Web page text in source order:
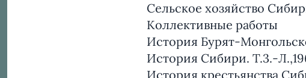
Сельское хозяйство
Коллективные работы
История Бурят-
История Сибири. Т.3.-
История крестьянства